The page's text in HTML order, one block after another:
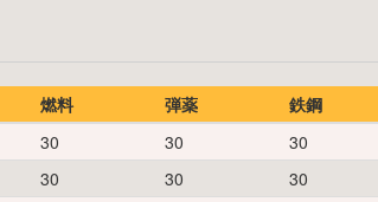
燃料 弾薬 鉄鋼
30 30 30
30 30 30